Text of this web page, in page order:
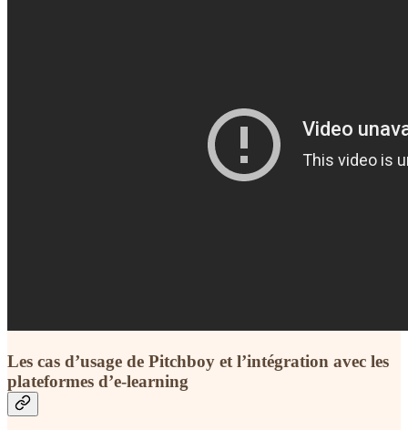
Les cas d’usage de Pitchboy et l’intégration avec les
plateformes d’e-learning